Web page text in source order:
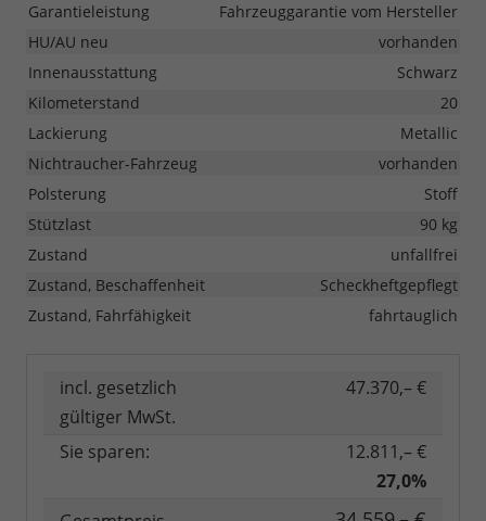
Garantieleistung
Fahrzeuggarantie vom Hersteller
HU/AU neu
vorhanden
Innenausstattung
Schwarz
Kilometerstand
20
Lackierung
Metallic
Nichtraucher-Fahrzeug
vorhanden
Polsterung
Stoff
Stützlast
90 kg
Zustand
unfallfrei
Zustand, Beschaffenheit
Scheckheftgepflegt
Zustand, Fahrfähigkeit
fahrtauglich
incl. gesetzlich
gültiger MwSt.
47.370,– €
Sie sparen:
12.811,– €
27,0%